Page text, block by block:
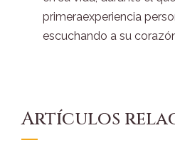
primeraexperiencia
escuchando a su
Artículos